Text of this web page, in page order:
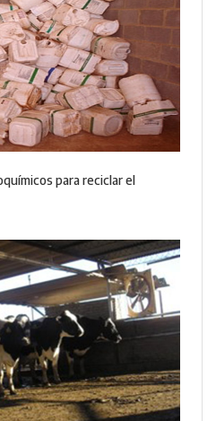
para reciclar el